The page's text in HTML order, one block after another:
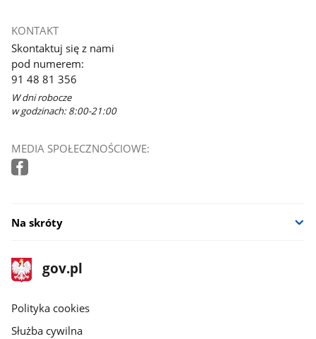
KONTAKT
Skontaktuj się z nami
pod numerem:
91 48 81 356
W dni robocze
w godzinach: 8:00-21:00
MEDIA SPOŁECZNOŚCIOWE:
Na skróty
stopka
gov.pl
Strona
gov.pl
gov.pl
Polityka cookies
Służba cywilna